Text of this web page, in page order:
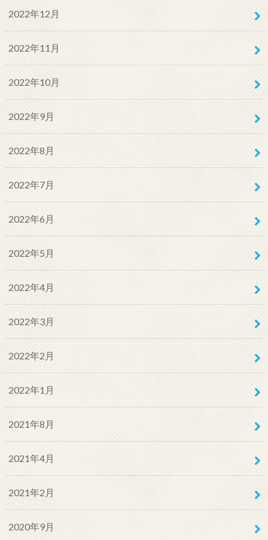
2022年12月
2022年11月
2022年10月
2022年9月
2022年8月
2022年7月
2022年6月
2022年5月
2022年4月
2022年3月
2022年2月
2022年1月
2021年8月
2021年4月
2021年2月
2020年9月